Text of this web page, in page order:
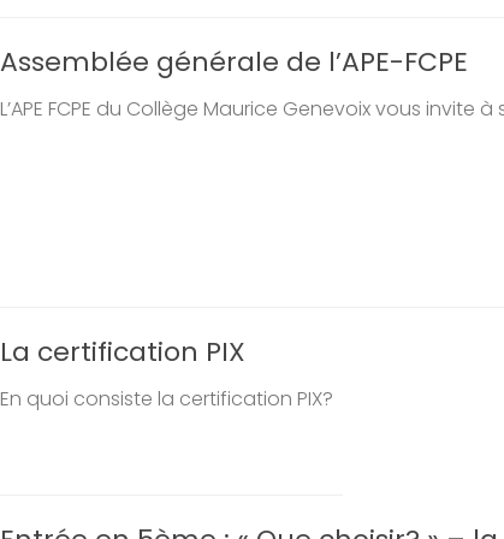
Assemblée générale de l’APE-FCPE
L’APE FCPE du Collège Maurice Genevoix vous invite
La certification PIX
En quoi consiste la certification PIX?